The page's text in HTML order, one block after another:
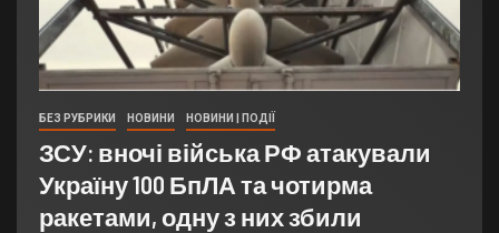
БЕЗ РУБРИКИ НОВИНИ НОВИНИ | ПОДІЇ
ЗСУ: вночі війська РФ атакували
Україну 100 БпЛА та чотирма
ракетами, одну з них збили